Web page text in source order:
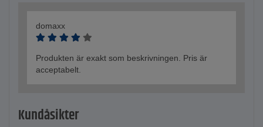
domaxx
Produkten är exakt som beskrivningen. Pris är
acceptabelt.
Kundåsikter